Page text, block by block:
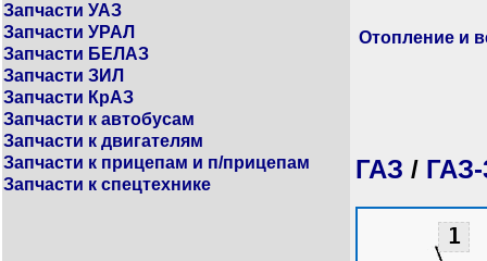
Запчасти УАЗ
Запчасти УРАЛ
Запчасти БЕЛАЗ
Запчасти ЗИЛ
Запчасти КрАЗ
Запчасти к автобусам
Запчасти к двигателям
Запчасти к прицепам и п/прицепам
Запчасти к спецтехнике
Отопление и
ГАЗ / ГАЗ-
1